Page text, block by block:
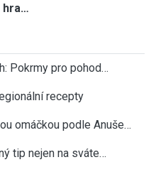
hra…
Pokrmy pro pohod…
recepty
omáčkou podle Anuše…
tip nejen na sváte…